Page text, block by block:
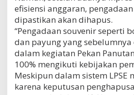
efisiensi anggaran,
dipastikan akan dihapus.
“Pengadaan souvenir seperti
dan payung yang
dalam kegiatan Pekan
100% mengikuti kebijakan
Meskipun dalam sistem LPSE
karena keputusan